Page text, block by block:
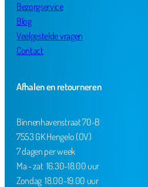
Bezorgservice
Blog
Veelgestelde vragen
Contact
Afhalen en retourneren
Binnenhavenstraat 70-B
7553 GK Hengelo (OV)
7 dagen per week
Ma - zat 16.30-18.00 uur
Zondag 18.00-19.00 uur